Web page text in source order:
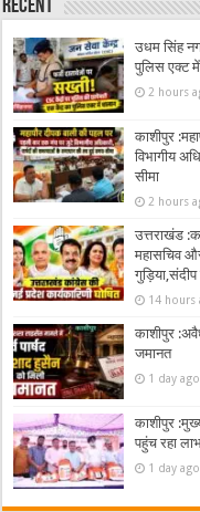
Recent
उधम सिंह
पुलिस एक्ट
2 hours
काशीपुर
विभागीय
सीमा
2 hours
उत्तराखंड
महासचिव
14 hours
काशीपुर
जमानत
1 day ago
काशीपुर
पहुंच रहा
1 day ago